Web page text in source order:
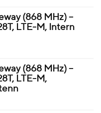
(868 MHz) –
LTE-M, Intern
(868 MHz) –
LTE-M,